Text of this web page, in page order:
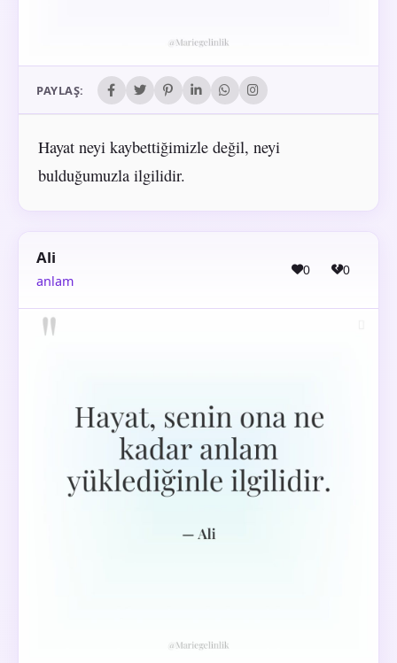
PAYLAŞ:
Hayat neyi kaybettiğimizle değil, neyi
bulduğumuzla ilgilidir.
Ali
anlam
0 0